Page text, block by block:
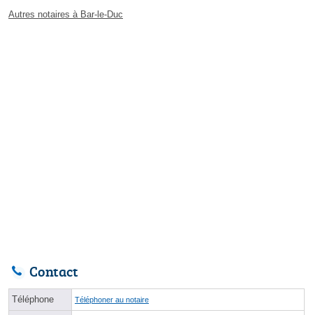
Autres notaires à Bar-le-Duc
Contact
Téléphone Téléphoner au notaire